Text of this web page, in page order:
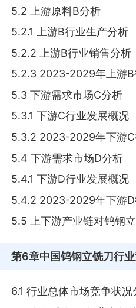
5.2 上游原料B分析
5.2.1 上游B行业生产分析
5.2.2 上游B行业销售分析
5.2.3 2023-2029年上游B
5.3 下游需求市场C分析
5.3.1 下游C行业发展概况
5.3.2 2023-2029年下游
5.4 下游需求市场D分析
5.4.1 下游D行业发展概况
5.4.2 2023-2029年下游
5.5 上下游产业链对钨钢
第6章中国钨钢立铣刀行
6.1 行业总体市场竞争状况